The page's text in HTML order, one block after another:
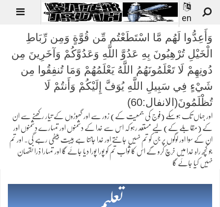
en
وَأَعِدُّوا لَهُم مَّا اسْتَطَعْتُم مِّن قُوَّةٍ وَمِن رِّبَاطِ
الْخَيْلِ تُرْهِبُونَ بِهِ عَدُوَّ اللَّهِ وَعَدُوَّكُمْ وَآخَرِينَ مِن
دُونِهِمْ لَا تَعْلَمُونَهُمُ اللَّهُ يَعْلَمُهُمْ وَمَا تُنفِقُوا مِن
شَيْءٍ فِي سَبِيلِ اللَّهِ يُوَفَّ إِلَيْكُمْ وَأَنتُمْ لَا
تُظْلَمُونَ(الانفال:60)
اور جہاں تک ہوسکے (فوج کی جمعیت کے) زور سے اور گھوڑوں کے تیار رکھنے سے ان
کے (مقابلے کے) لیے مستعد رہو کہ اس سے خدا کے دشمنوں اور تمہارے دشمنوں اور
ان کے سوا اور لوگوں پر جن کو تم نہیں جانتے اور خدا جانتا ہے ہیبت بیٹھی رہے گی۔ اور تم
جو کچھ راہ خدا میں خرچ کرو گے اس کا ثواب تم کو پورا پورا دیا جائے گا اور تمہارا ذرا نقصان
نہیں کیا جائے گا